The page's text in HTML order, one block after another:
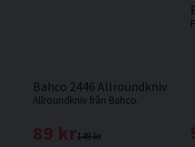
Bahco 2446 Allroundkniv m.
Allroundkniv från Bahco.
149 kr
89 kr